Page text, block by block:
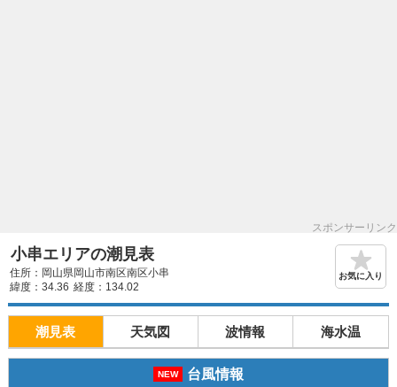
スポンサーリンク
小串エリアの潮見表
住所：岡山県岡山市南区南区小串
緯度：34.36 経度：134.02
お気に入り
潮見表 天気図 波情報 海水温
NEW 台風情報